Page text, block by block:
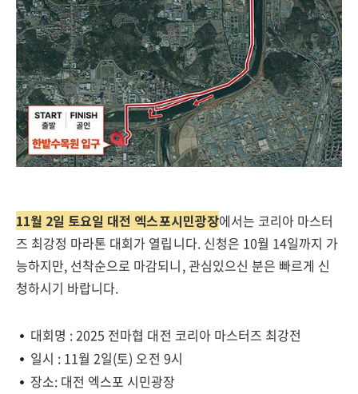
11월 2일 토요일 대전 엑스포시민광장에서는 코리아 마스터
즈 최강정 마라톤 대회가 열립니다. 신청은 10월 14일까지 가
능하지만, 선착순으로 마감되니, 관심있으신 분은 빠르게 신
청하시기 바랍니다.
대회명 : 2025 전마협 대전 코리아 마스터즈 최강전
일시 : 11월 2일(토) 오전 9시
장소: 대전 엑스포 시민광장